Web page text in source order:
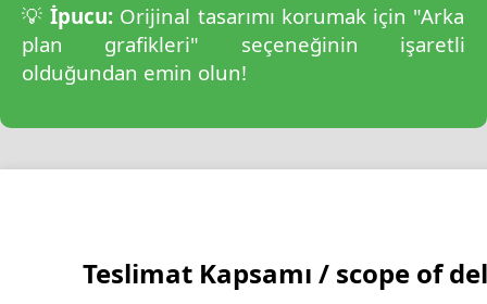
💡İpucu: Orijinal tasarımı korumak için "Arka
plan grafikleri" seçeneğinin işaretli
olduğundan emin olun!
Teslimat Kapsamı / scope of